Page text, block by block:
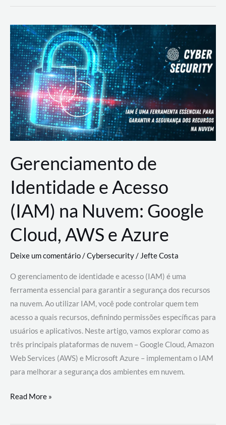
Prática:
Desenvolvimento,
Segurança
e
Operações
Gerenciamento de
Identidade e Acesso
(IAM) na Nuvem: Google
Cloud, AWS e Azure
Deixe um comentário/Cybersecurity/ Jefte Costa
O gerenciamento de identidade e acesso (IAM) é uma
ferramenta essencial para garantir a segurança dos recursos
na nuvem. Ao utilizar IAM, você pode controlar quem tem
acesso a quais recursos, definindo permissões específicas para
usuários e aplicativos. Neste artigo, vamos explorar como as
três principais plataformas de nuvem – Google Cloud, Amazon
Web Services (AWS) e Microsoft Azure – implementam o IAM
para melhorar a segurança dos ambientes em nuvem.
Gerenciamento
Read More »